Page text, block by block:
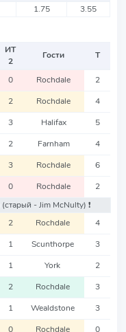
1.75 3.55
ИТ
2
Гости Т
0 Rochdale 2
2 Rochdale 4
3 Halifax 5
2 Farnham 4
3 Rochdale 6
0 Rochdale
2
(старый - Jim McNulty) ❗️
2 Rochdale 4
1 Scunthorpe 3
1 York 2
2 Rochdale 3
1 Wealdstone 3
0 Rochdale 0